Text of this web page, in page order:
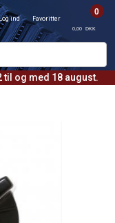
og med 18 august.
ind Favoritter
0
0,00 DKK